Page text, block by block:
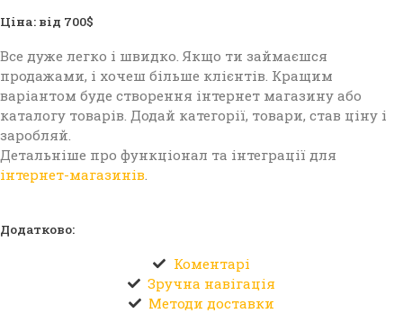
Ціна: від 700$
Все дуже легко і швидко. Якщо ти займаєшся
продажами, і хочеш більше клієнтів. Кращим
варіантом буде створення інтернет магазину або
каталогу товарів. Додай категорії, товари, став ціну і
заробляй.
Детальніше про функціонал та інтеграції для
інтернет-магазинів.
Додатково:
Коментарі
Зручна навігація
Методи доставки